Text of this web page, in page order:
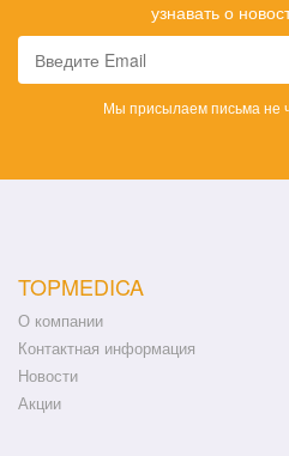
узнавать о
Мы присылаем письма не
TOPMEDICA
О компании
Контактная информация
Новости
Акции